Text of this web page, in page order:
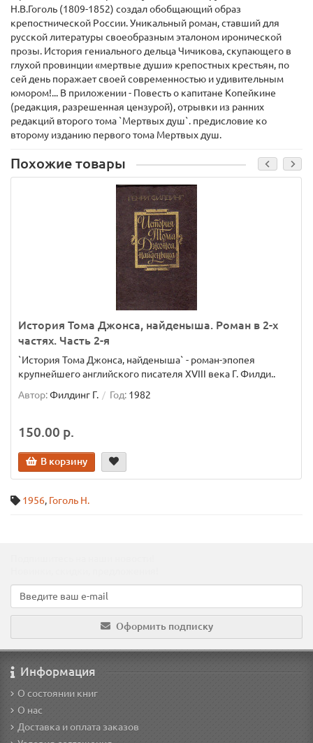
Н.В.Гоголь (1809-1852) создал обобщающий образ
крепостнической России. Уникальный роман, ставший для
русской литературы своеобразным эталоном иронической
прозы. История гениального дельца Чичикова, скупающего в
глухой провинции «мертвые души» крепостных крестьян, по
сей день поражает своей современностью и удивительным
юмором!... В приложении - Повесть о капитане Копейкине
(редакция, разрешенная цензурой), отрывки из ранних
редакций второго тома `Мертвых душ`. предисловие ко
второму изданию первого тома Мертвых душ.
Похожие товары
История Тома Джонса, найденыша. Роман в 2-х
частях. Часть 2-я
`История Тома Джонса, найденыша` - роман-эпопея
крупнейшего английского писателя XVIII века Г. Филди..
Автор:Филдинг Г. Год: 1982
150.00 р.
В корзину
1956, Гоголь Н.
Оформить подписку
Информация
О состоянии книг
О нас
Доставка и оплата заказов